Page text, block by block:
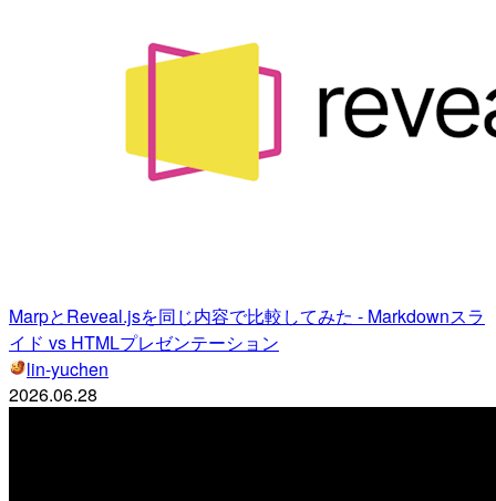
MarpとReveal.jsを同じ内容で比較してみた - Markdownスラ
イド vs HTMLプレゼンテーション
lin-yuchen
2026.06.28